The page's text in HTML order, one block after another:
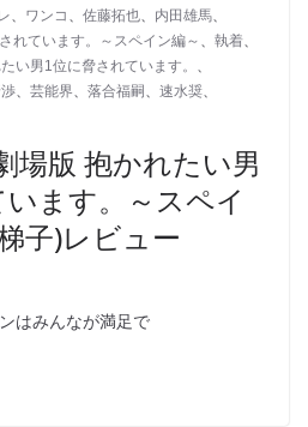
ワンコ 佐藤拓也 内田雄馬
れています。～スペイン編～
執着
い男1位に脅されています。
芸能界 落合福嗣 速水奨
場版 抱かれたい男
ます。～スペイ
子)レビュー
はみんなが満足で